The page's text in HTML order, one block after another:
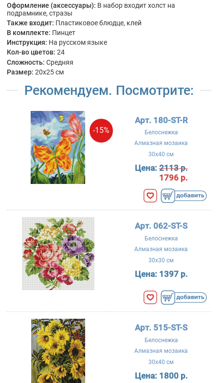
Оформление (аксессуары): В набор входит холст на
подрамнике, стразы
Также входит: Пластиковое блюдце, клей
В комплекте: Пинцет
Инструкция: На русском языке
Кол-во цветов: 24
Сложность: Средняя
Размер: 20x25 см
Рекомендуем. Посмотрите:
-15%
Арт. 180-ST-R
Белоснежка
Алмазная мозаика
30x40 см
Цена:2113 р.
1796 р.
Арт. 062-ST-S
Белоснежка
Алмазная мозаика
30x30 см
Цена: 1397 р.
Арт. 515-ST-S
Белоснежка
Алмазная мозаика
30x40 см
Цена: 1800 р.